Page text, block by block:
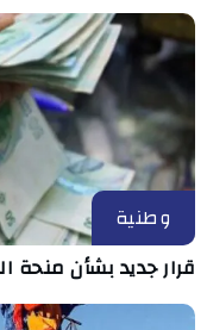
وطنية
قرار جديد بشأن منحة